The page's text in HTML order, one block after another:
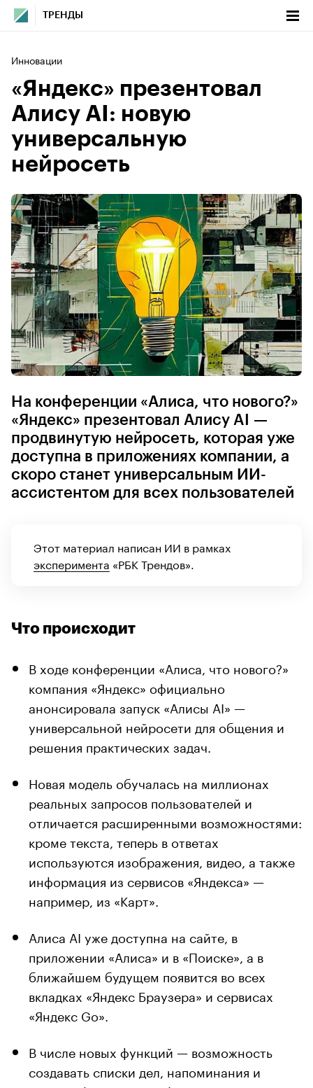
ТРЕНДЫ
Инновации
«Яндекс» презентовал
Алису AI: новую
универсальную
нейросеть
На конференции «Алиса, что нового?»
«Яндекс» презентовал Алису AI —
продвинутую нейросеть, которая уже
доступна в приложениях компании, а
скоро станет универсальным ИИ-
ассистентом для всех пользователей
Этот материал написан ИИ в рамках
эксперимента «РБК Трендов».
Что происходит
В ходе конференции «Алиса, что нового?»
компания «Яндекс» официально
анонсировала запуск «Алисы AI» —
универсальной нейросети для общения и
решения практических задач.
Новая модель обучалась на миллионах
реальных запросов пользователей и
отличается расширенными возможностями:
кроме текста, теперь в ответах
используются изображения, видео, а также
информация из сервисов «Яндекса» —
например, из «Карт».
Алиса AI уже доступна на сайте, в
приложении «Алиса» и в «Поиске», а в
ближайшем будущем появится во всех
вкладках «Яндекс Браузера» и сервисах
«Яндекс Go».
В числе новых функций — возможность
создавать списки дел, напоминания и